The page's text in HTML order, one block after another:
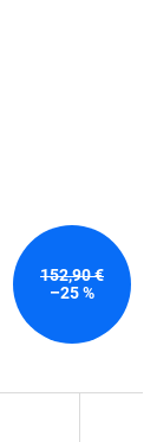
152,90 €
–25 %